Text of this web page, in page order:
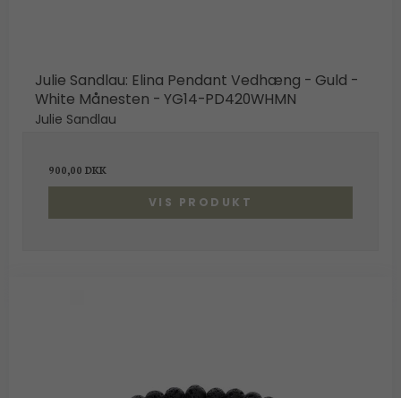
Julie Sandlau: Elina Pendant Vedhæng - Guld -
White Månesten - YG14-PD420WHMN
Julie Sandlau
900,00 DKK
VIS PRODUKT